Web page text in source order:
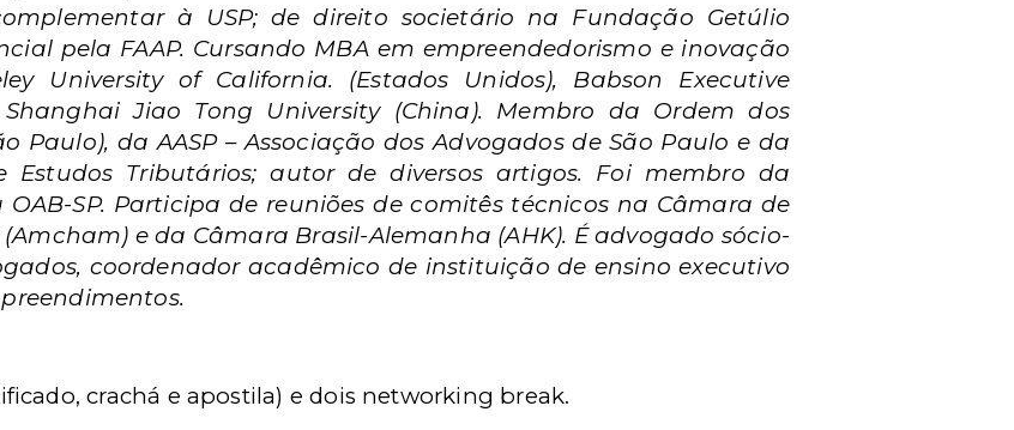
à USP; de direito societário na Fundação Getúlio
pela FAAP. Cursando MBA em empreendedorismo e inovação
University of California. (Estados Unidos), Babson Executive
Jiao Tong University (China). Membro da Ordem dos
Paulo), da AASP – Associação dos Advogados de São Paulo e da
Estudos Tributários; autor de diversos artigos. Foi membro da
SP. Participa de reuniões de comitês técnicos na Câmara de
e da Câmara Brasil-Alemanha (AHK). É advogado sócio-
coordenador acadêmico de instituição de ensino executivo
crachá e apostila) e dois networking break.